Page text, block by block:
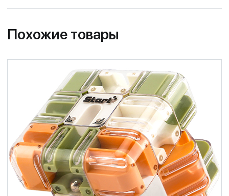
Похожие товары